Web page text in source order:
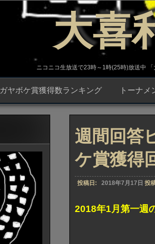
大喜
ニコニコ生放送で23時～1時(25時)放送中
ガヤボケ賞獲得数ランキング トーナメ
週間回
ケ賞獲得
投稿日: 2018年7月17日 投
2018年1月第一週